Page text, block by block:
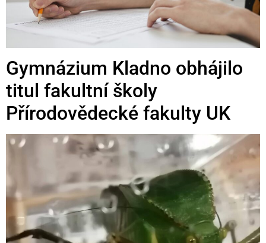
Gymnázium Kladno obhájilo
titul fakultní školy
Přírodovědecké fakulty UK